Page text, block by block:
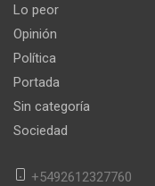
Lo peor
Opinión
Política
Portada
Sin categoría
Sociedad
+5492612327760